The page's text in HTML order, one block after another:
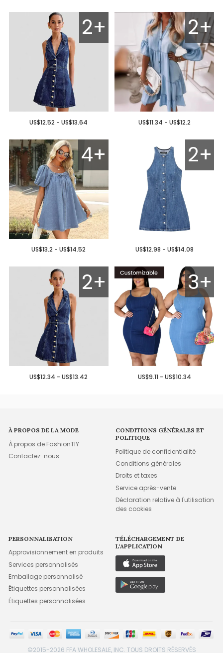
2+
US$12.52 - US$13.64
2+
US$11.34 - US$12.2
4+
US$13.2 - US$14.52
2+
US$12.98 - US$14.08
2+
US$12.34 - US$13.42
3+
US$9.11 - US$10.34
À PROPOS DE LA MODE
À propos de FashionTIY
Contactez-nous
CONDITIONS GÉNÉRALES ET
POLITIQUE
Politique de confidentialité
Conditions générales
Droits et taxes
Service après-vente
Déclaration relative à l'utilisation
des cookies
PERSONNALISATION
Approvisionnement en produits
Services personnalisés
Emballage personnalisé
Étiquettes personnalisées
Étiquettes personnalisées
TÉLÉCHARGEMENT DE
L'APPLICATION
©2015-2026 FFA WHOLESALE, INC. TOUS DROITS RÉSERVÉS